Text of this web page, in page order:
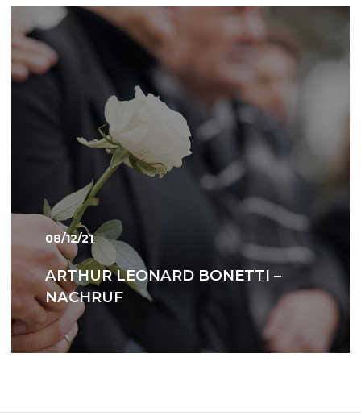
08/12/21
ARTHUR LEONARD BONETTI –
NACHRUF